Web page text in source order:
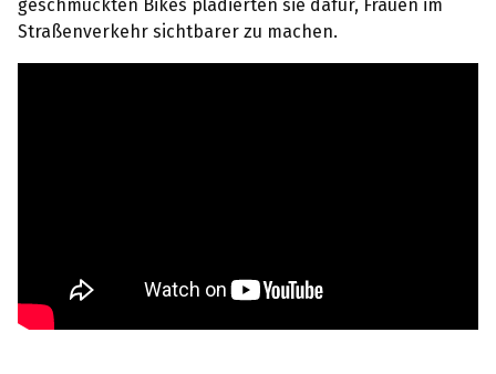
geschmückten Bikes plädierten sie dafür, Frauen im
Straßenverkehr sichtbarer zu machen.